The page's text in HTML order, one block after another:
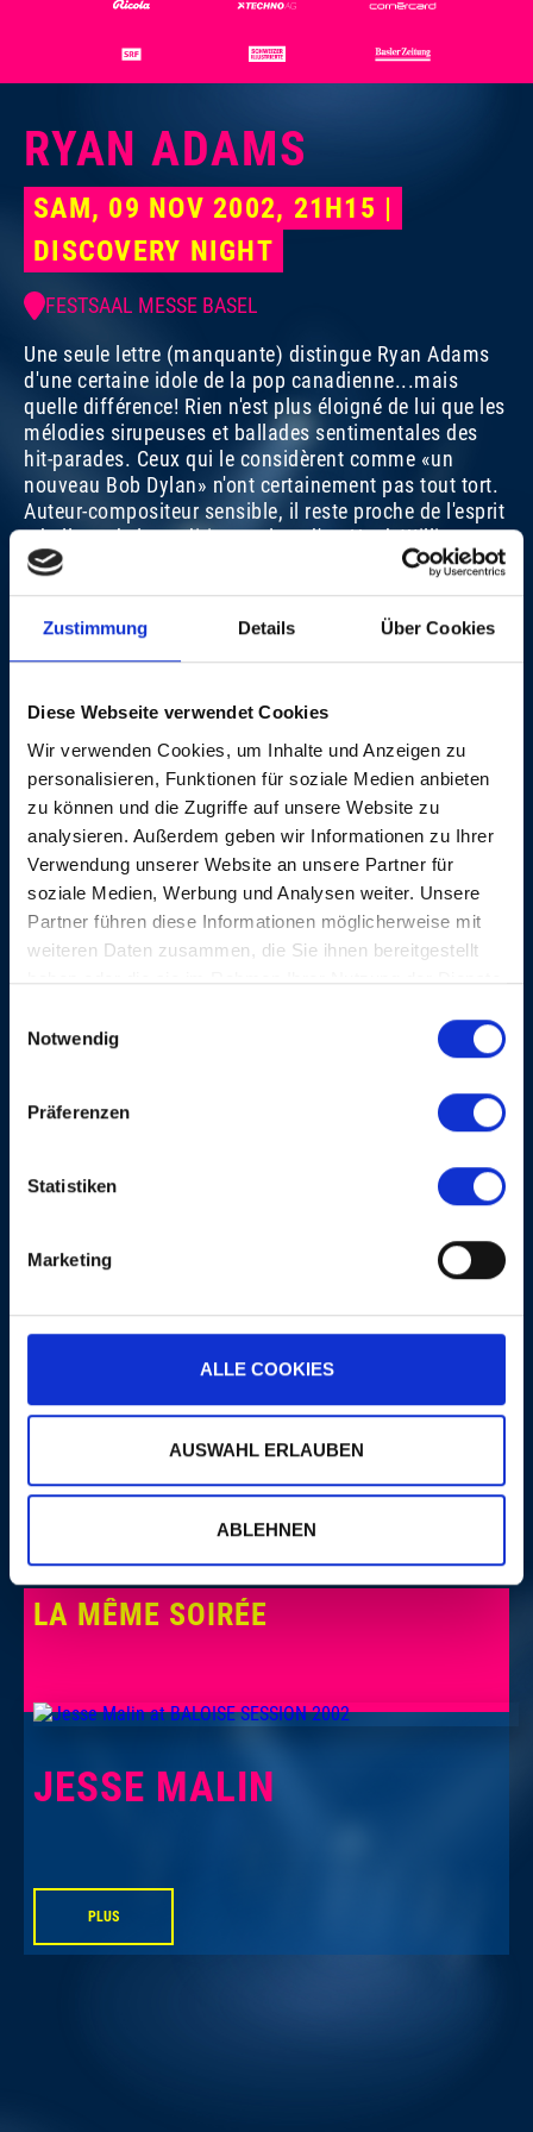
Zustimmung Details Über Cookies
Diese Webseite verwendet Cookies
Wir verwenden Cookies, um Inhalte und Anzeigen zu
personalisieren, Funktionen für soziale Medien anbieten
zu können und die Zugriffe auf unsere Website zu
analysieren. Außerdem geben wir Informationen zu Ihrer
Verwendung unserer Website an unsere Partner für
soziale Medien, Werbung und Analysen weiter. Unsere
Partner führen diese Informationen möglicherweise mit
weiteren Daten zusammen, die Sie ihnen bereitgestellt
haben oder die sie im Rahmen Ihrer Nutzung der Dienste
Notwendig
Präferenzen
Statistiken
Marketing
ALLE COOKIES
AUSWAHL ERLAUBEN
ABLEHNEN
RYAN ADAMS
SAM, 09 NOV 2002, 21H15 |
DISCOVERY NIGHT
FESTSAAL MESSE BASEL
Une seule lettre (manquante) distingue Ryan Adams
d'une certaine idole de la pop canadienne...mais
quelle différence! Rien n'est plus éloigné de lui que les
mélodies sirupeuses et ballades sentimentales des
hit-parades. Ceux qui le considèrent comme «un
nouveau Bob Dylan» n'ont certainement pas tout tort.
Auteur-compositeur sensible, il reste proche de l'esprit
rebelle et de la tradition outlaw d'un Hank Williams ou
d'un Johnny Cash. Avec ses compositions
fabuleusement vivantes, il a fait découvrir la country
alternative sous l'angle rafraîchissant de la tradition
rock'n'roll à un large public. Ce solitaire capricieux n'a
accepté de venir dans notre festival qu'à la condition
Malin.
Martin Schäfer
GALERIE PHOTOS
LA MÊME SOIRÉE
JESSE MALIN
PLUS
RYAN ADAMS
SAM, 09 NOV 2002, 21H15 | DISCOVERY NIGHT
RYAN ADAMS
PORTRAITS 2002